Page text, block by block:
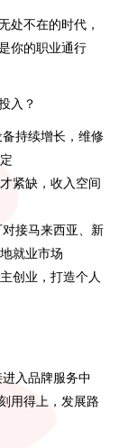
处不在的时代，
你的职业通行
入？
持续增长，维修
紧缺，收入空间
接马来西亚、新
就业市场
创业，打造个人
进入品牌服务中
用得上，发展路